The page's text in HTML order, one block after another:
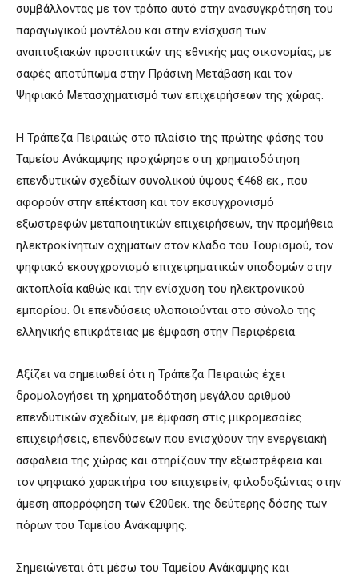
συμβάλλοντας με τον τρόπο αυτό στην ανασυγκρότηση του
παραγωγικού μοντέλου και στην ενίσχυση των
αναπτυξιακών προοπτικών της εθνικής μας οικονομίας, με
σαφές αποτύπωμα στην Πράσινη Μετάβαση και τον
Ψηφιακό Μετασχηματισμό των επιχειρήσεων της χώρας.
Η Τράπεζα Πειραιώς στο πλαίσιο της πρώτης φάσης του
Ταμείου Ανάκαμψης προχώρησε στη χρηματοδότηση
επενδυτικών σχεδίων συνολικού ύψους €468 εκ., που
αφορούν στην επέκταση και τον εκσυγχρονισμό
εξωστρεφών μεταποιητικών επιχειρήσεων, την προμήθεια
ηλεκτροκίνητων οχημάτων στον κλάδο του Τουρισμού, τον
ψηφιακό εκσυγχρονισμό επιχειρηματικών υποδομών στην
ακτοπλοΐα καθώς και την ενίσχυση του ηλεκτρονικού
εμπορίου. Οι επενδύσεις υλοποιούνται στο σύνολο της
ελληνικής επικράτειας με έμφαση στην Περιφέρεια.
Αξίζει να σημειωθεί ότι η Τράπεζα Πειραιώς έχει
δρομολογήσει τη χρηματοδότηση μεγάλου αριθμού
επενδυτικών σχεδίων, με έμφαση στις μικρομεσαίες
επιχειρήσεις, επενδύσεων που ενισχύουν την ενεργειακή
ασφάλεια της χώρας και στηρίζουν την εξωστρέφεια και
τον ψηφιακό χαρακτήρα του επιχειρείν, φιλοδοξώντας στην
άμεση απορρόφηση των €200εκ. της δεύτερης δόσης των
πόρων του Ταμείου Ανάκαμψης.
Σημειώνεται ότι μέσω του Ταμείου Ανάκαμψης και